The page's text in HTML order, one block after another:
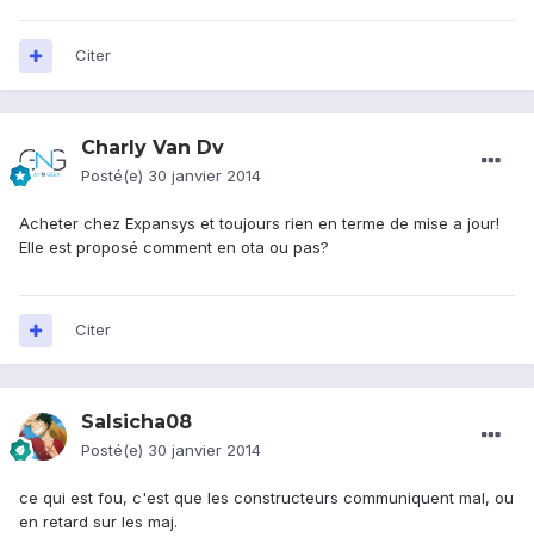
Citer
Charly Van Dv
Posté(e) 30 janvier 2014
Acheter chez Expansys et toujours rien en terme de mise a jour!
Elle est proposé comment en ota ou pas?
Citer
Salsicha08
Posté(e) 30 janvier 2014
ce qui est fou, c'est que les constructeurs communiquent mal, ou
en retard sur les maj.